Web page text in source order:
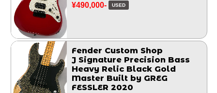
¥490,000- USED
Fender Custom Shop
J Signature Precision Bass
Heavy Relic Black Gold
Master Built by GREG
FESSLER 2020